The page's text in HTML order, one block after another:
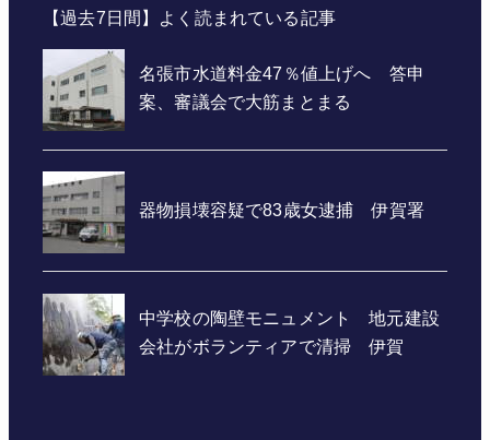
【過去7日間】よく読まれている記事